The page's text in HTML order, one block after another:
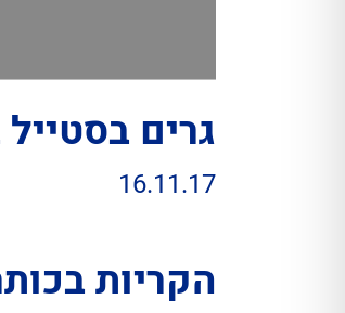
גרים
16.11.17
הקריות